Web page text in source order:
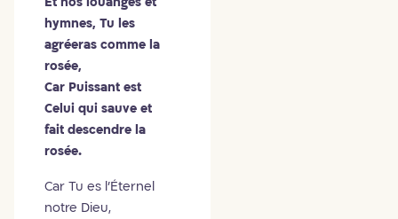
hymnes, Tu les
agréeras comme la
rosée,
Car Puissant est
Celui qui sauve et
fait descendre la
rosée.
Car Tu es l'Éternel
notre Dieu,